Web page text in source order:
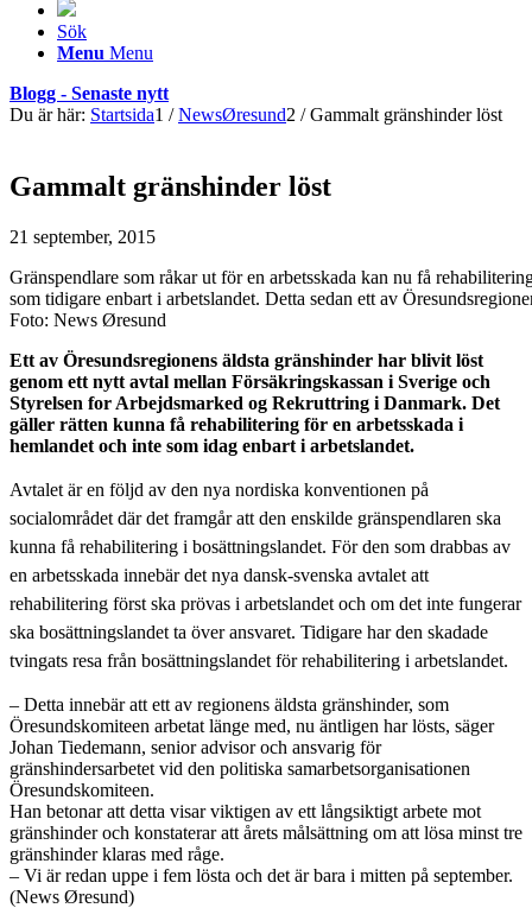
Sök
Menu Menu
Blogg - Senaste nytt
Du är här: Startsida1 / NewsØresund2 / Gammalt gränshinder löst
Gammalt gränshinder löst
21 september, 2015
Gränspendlare som råkar ut för en arbetsskada kan nu få
som tidigare enbart i arbetslandet. Detta sedan ett av
Foto: News Øresund
Ett av Öresundsregionens äldsta gränshinder har blivit löst
genom ett nytt avtal mellan Försäkringskassan i Sverige och
Styrelsen for Arbejdsmarked og Rekruttring i Danmark. Det
gäller rätten kunna få rehabilitering för en arbetsskada i
hemlandet och inte som idag enbart i arbetslandet.
Avtalet är en följd av den nya nordiska konventionen på
socialområdet där det framgår att den enskilde gränspendlaren ska
kunna få rehabilitering i bosättningslandet. För den som drabbas av
en arbetsskada innebär det nya dansk-svenska avtalet att
rehabilitering först ska prövas i arbetslandet och om det inte fungerar
ska bosättningslandet ta över ansvaret. Tidigare har den skadade
tvingats resa från bosättningslandet för rehabilitering i arbetslandet.
– Detta innebär att ett av regionens äldsta gränshinder, som
Öresundskomiteen arbetat länge med, nu äntligen har lösts, säger
Johan Tiedemann, senior advisor och ansvarig för
gränshindersarbetet vid den politiska samarbetsorganisationen
Öresundskomiteen.
Han betonar att detta visar viktigen av ett långsiktigt arbete mot
gränshinder och konstaterar att årets målsättning om att lösa minst tre
gränshinder klaras med råge.
– Vi är redan uppe i fem lösta och det är bara i mitten på september.
(News Øresund)